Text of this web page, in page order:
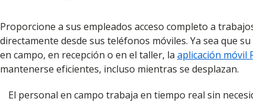
Proporcione a sus empleados acceso completo a
directamente desde sus teléfonos móviles. Ya sea que
en campo, en recepción o en el taller, la aplicación móvil
mantenerse eficientes, incluso mientras se desplazan.
El personal en campo trabaja en tiempo real sin